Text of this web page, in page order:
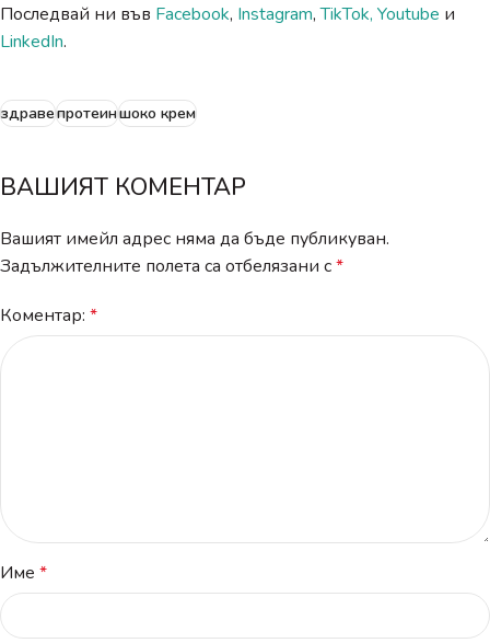
Последвай ни във Facebook, Instagram,TikTok, Youtube и
LinkedIn.
здравепротеиншоко крем
ВАШИЯТ КОМЕНТАР
Вашият имейл адрес няма да бъде публикуван.
Задължителните полета са отбелязани с*
Коментар: *
Име *